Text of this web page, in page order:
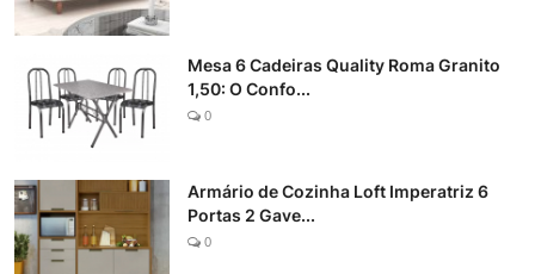
Mesa 6 Cadeiras Quality Roma Granito
1,50: O Confo...
0
Armário de Cozinha Loft Imperatriz 6
Portas 2 Gave...
0